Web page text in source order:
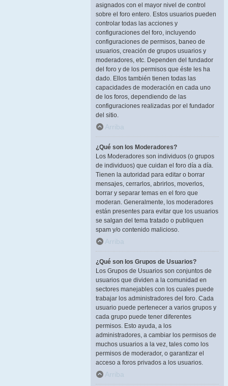
asignados con el mayor nivel de control
sobre el foro entero. Estos usuarios pueden
controlar todas las acciones y
configuraciones del foro, incluyendo
configuraciones de permisos, baneo de
usuarios, creación de grupos usuarios y
moderadores, etc. Dependen del fundador
del foro y de los permisos que éste les ha
dado. Ellos también tienen todas las
capacidades de moderación en cada uno
de los foros, dependiendo de las
configuraciones realizadas por el fundador
del sitio.
Arriba
¿Qué son los Moderadores?
Los Moderadores son individuos (o grupos
de individuos) que cuidan el foro día a día.
Tienen la autoridad para editar o borrar
mensajes, cerrarlos, abrirlos, moverlos,
borrar y separar temas en el foro que
moderan. Generalmente, los moderadores
están presentes para evitar que los usuarios
se salgan del tema tratado o publiquen
spam y/o contenido malicioso.
Arriba
¿Qué son los Grupos de Usuarios?
Los Grupos de Usuarios son conjuntos de
usuarios que dividen a la comunidad en
sectores manejables con los cuales puede
trabajar los administradores del foro. Cada
usuario puede pertenecer a varios grupos y
cada grupo puede tener diferentes
permisos. Esto ayuda, a los
administradores, a cambiar los permisos de
muchos usuarios a la vez, tales como los
permisos de moderador, o garantizar el
acceso a foros privados a los usuarios.
Arriba